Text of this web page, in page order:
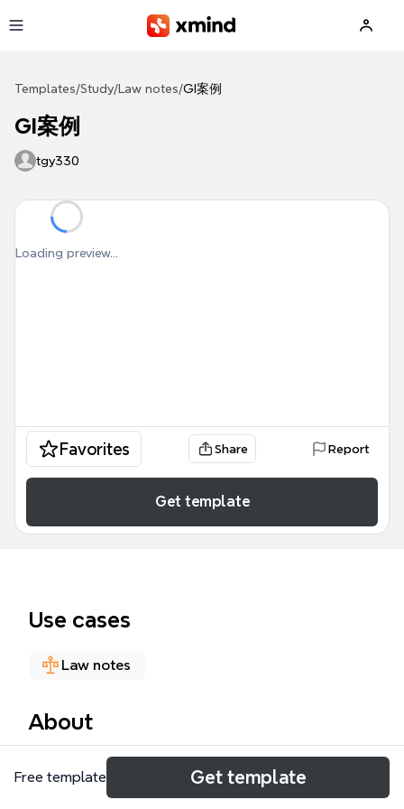
Templates/Study/ Law notes/GI案例
GI案例
tgy330
Loading preview...
Favorites Share Report
Get template
Use cases
Law notes
About
GI案例（腸胃道個案）護理評估模板，專為兒科腹瀉照
護設計，涵蓋個案簡介、疾病過程與護理評估三大面
Free template Get template